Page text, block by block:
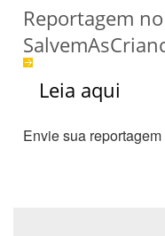
Reportagem
Leia aqui
Envie sua